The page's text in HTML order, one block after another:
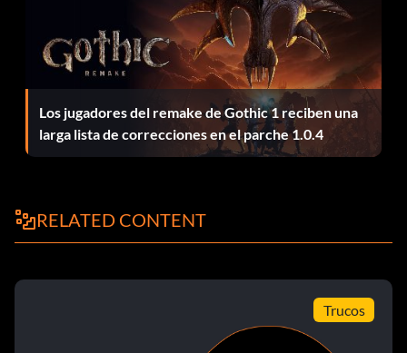
Los jugadores del remake de Gothic 1 reciben una
larga lista de correcciones en el parche 1.0.4
RELATED CONTENT
Trucos